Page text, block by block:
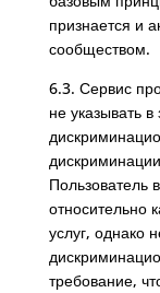
признается и
сообществом.
6.3. Сервис
не указывать
Пользователь
относительно
услуг, однако
требование,